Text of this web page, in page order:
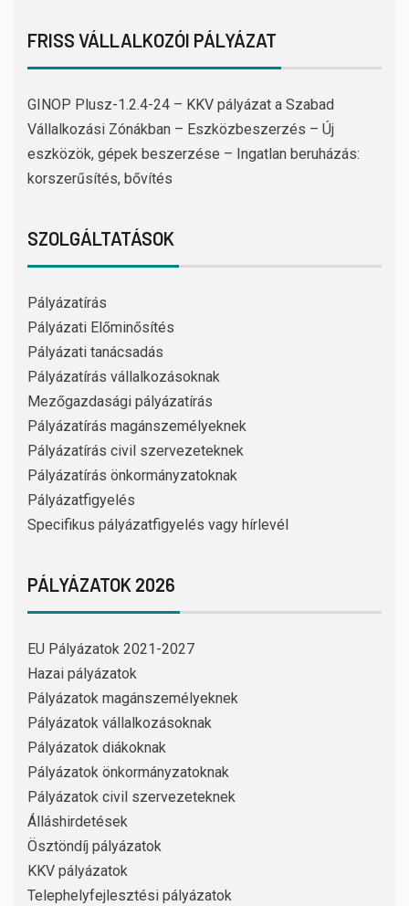
FRISS VÁLLALKOZÓI PÁLYÁZAT
GINOP Plusz-1.2.4-24 – KKV pályázat a Szabad
Vállalkozási Zónákban – Eszközbeszerzés – Új
eszközök, gépek beszerzése – Ingatlan beruházás:
korszerűsítés, bővítés
SZOLGÁLTATÁSOK
Pályázatírás
Pályázati Előminősítés
Pályázati tanácsadás
Pályázatírás vállalkozásoknak
Mezőgazdasági pályázatírás
Pályázatírás magánszemélyeknek
Pályázatírás civil szervezeteknek
Pályázatírás önkormányzatoknak
Pályázatfigyelés
Specifikus pályázatfigyelés vagy hírlevél
PÁLYÁZATOK 2026
EU Pályázatok 2021-2027
Hazai pályázatok
Pályázatok magánszemélyeknek
Pályázatok vállalkozásoknak
Pályázatok diákoknak
Pályázatok önkormányzatoknak
Pályázatok civil szervezeteknek
Álláshirdetések
Ösztöndíj pályázatok
KKV pályázatok
Telephelyfejlesztési pályázatok